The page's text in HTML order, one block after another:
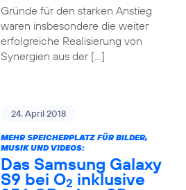
Gründe für den starken Anstieg
waren insbesondere die weiter
erfolgreiche Realisierung von
Synergien aus der […]
24. April 2018
MEHR SPEICHERPLATZ FÜR BILDER,
MUSIK UND VIDEOS:
Das Samsung Galaxy
S9 bei O2 inklusive